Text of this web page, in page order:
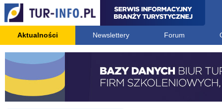
Aktualności Newslettery Forum